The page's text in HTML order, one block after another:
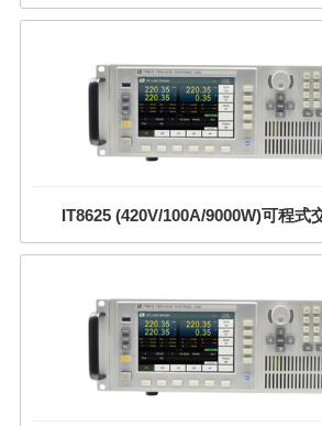
IT8625 (420V/100A/9000W)可程式